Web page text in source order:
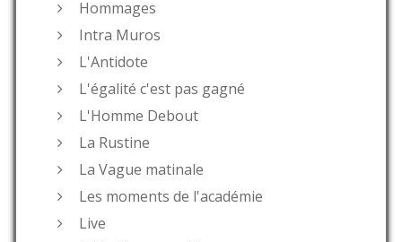
Hommages
Intra Muros
L'Antidote
L'égalité c'est pas gagné
L'Homme Debout
La Rustine
La Vague matinale
Les moments de l'académie
Live